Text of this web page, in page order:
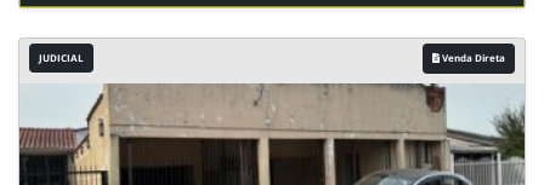
JUDICIAL Venda Direta